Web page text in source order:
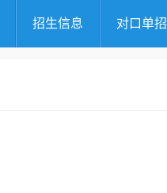
招生信息 对口单招